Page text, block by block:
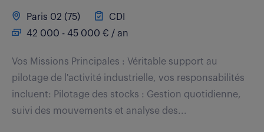
Paris 02 (75)
CDI
42 000 - 45 000 € / an
Vos Missions Principales : Véritable support au
pilotage de l'activité industrielle, vos responsabilités
incluent: Pilotage des stocks : Gestion quotidienne,
suivi des mouvements et analyse des...